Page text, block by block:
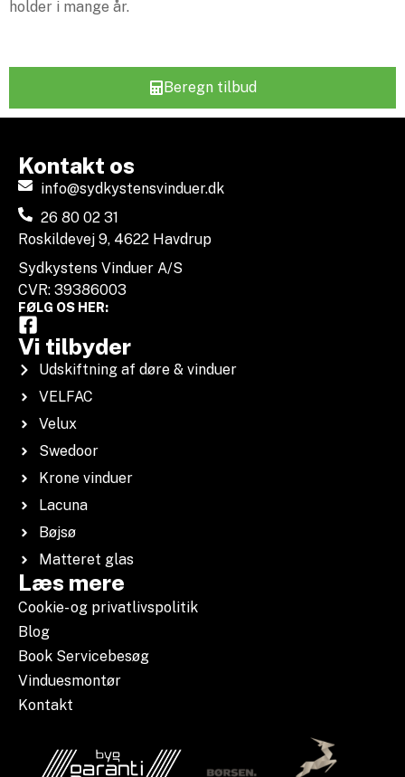
holder i mange år.
Beregn tilbud
Kontakt os
info@sydkystensvinduer.dk
26 80 02 31
Roskildevej 9, 4622 Havdrup
Sydkystens Vinduer A/S
CVR: 39386003
FØLG OS HER:
Vi tilbyder
Udskiftning af døre & vinduer
VELFAC
Velux
Swedoor
Krone vinduer
Lacuna
Bøjsø
Matteret glas
Læs mere
Cookie- og privatlivspolitik
Blog
Book Servicebesøg
Vinduesmontør
Kontakt